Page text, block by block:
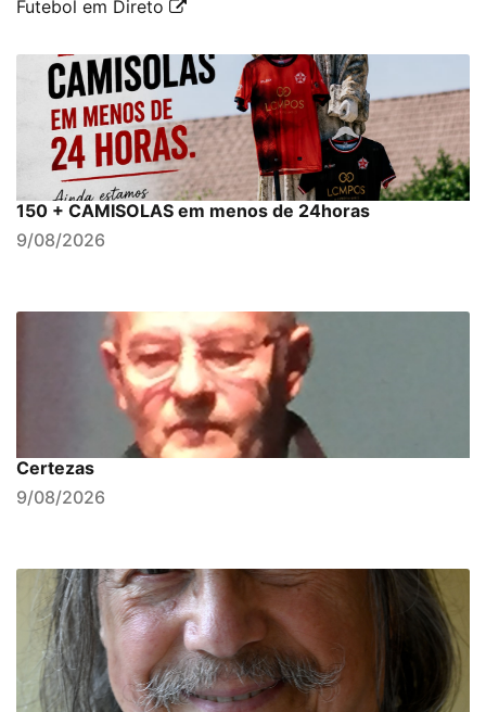
Futebol em Direto
150 + CAMISOLAS em menos de 24horas
9/08/2026
Certezas
9/08/2026